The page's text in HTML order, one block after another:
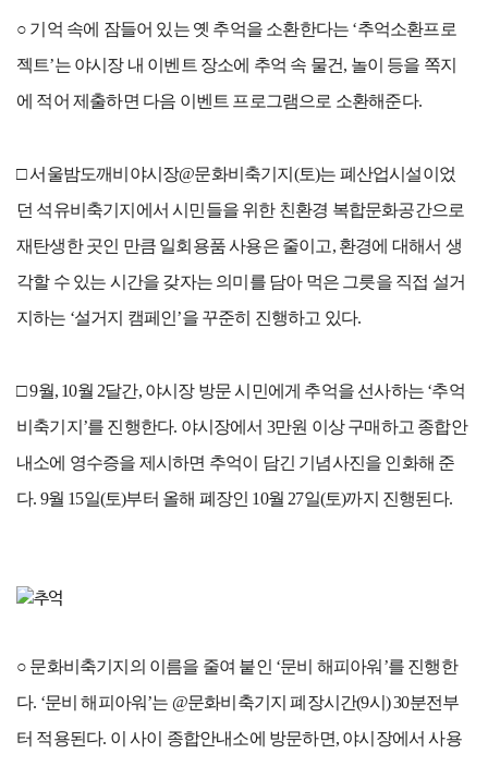
○ 기억 속에 잠들어 있는 옛 추억을 소환한다는 ‘추억소환프로
젝트’는 야시장 내 이벤트 장소에 추억 속 물건, 놀이 등을 쪽지
에 적어 제출하면 다음 이벤트 프로그램으로 소환해준다.
□ 서울밤도깨비야시장@문화비축기지(토)는 폐산업시설이었
던 석유비축기지에서 시민들을 위한 친환경 복합문화공간으로
재탄생한 곳인 만큼 일회용품 사용은 줄이고, 환경에 대해서 생
각할 수 있는 시간을 갖자는 의미를 담아 먹은 그릇을 직접 설거
지하는 ‘설거지 캠페인’을 꾸준히 진행하고 있다.
□ 9월, 10월 2달간, 야시장 방문 시민에게 추억을 선사하는 ‘추억
비축기지’를 진행한다. 야시장에서 3만원 이상 구매하고 종합안
내소에 영수증을 제시하면 추억이 담긴 기념사진을 인화해 준
다. 9월 15일(토)부터 올해 폐장인 10월 27일(토)까지 진행된다.
○ 문화비축기지의 이름을 줄여 붙인 ‘문비 해피아워’를 진행한
다. ‘문비 해피아워’는 @문화비축기지 폐장시간(9시) 30분전부
터 적용된다. 이 사이 종합안내소에 방문하면, 야시장에서 사용